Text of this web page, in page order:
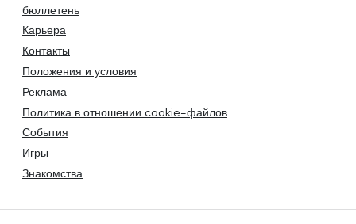
бюллетень
Карьера
Контакты
Положения и условия
Реклама
Политика в отношении cookie-файлов
События
Игры
Знакомства